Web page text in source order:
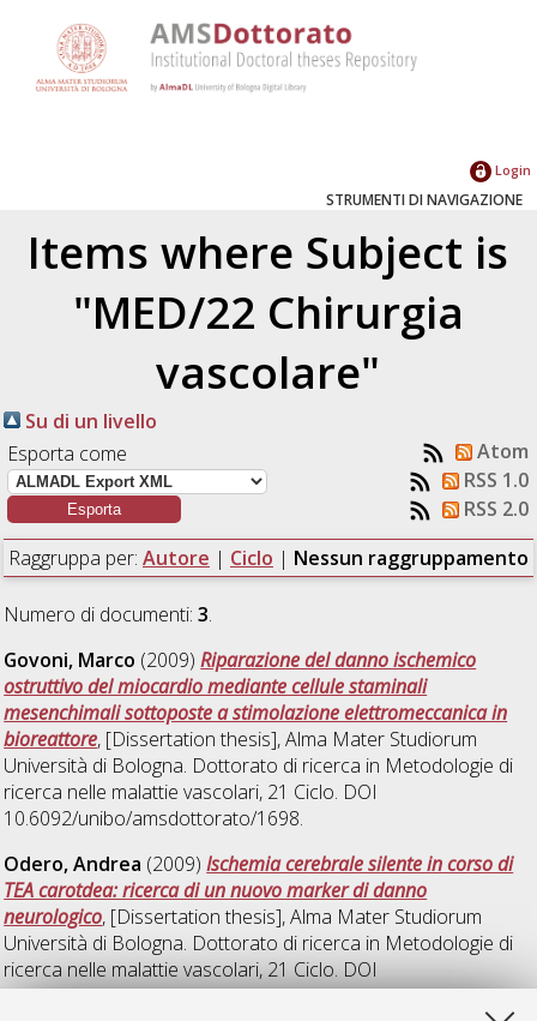
Login
STRUMENTI DI NAVIGAZIONE
Items where Subject is
"MED/22 Chirurgia
vascolare"
Su di un livello
Esporta come
Atom
RSS 1.0
RSS 2.0
Raggruppa per: Autore | Ciclo | Nessun raggruppamento
Numero di documenti:3.
Govoni, Marco (2009)Riparazione del danno ischemico
ostruttivo del miocardio mediante cellule staminali
mesenchimali sottoposte a stimolazione elettromeccanica in
bioreattore, [Dissertation thesis], Alma Mater Studiorum
Università di Bologna. Dottorato di ricerca in Metodologie di
ricerca nelle malattie vascolari, 21 Ciclo. DOI
10.6092/unibo/amsdottorato/1698.
Odero, Andrea (2009)Ischemia cerebrale silente in corso di
TEA carotdea: ricerca di un nuovo marker di danno
neurologico, [Dissertation thesis], Alma Mater Studiorum
Università di Bologna. Dottorato di ricerca in Metodologie di
ricerca nelle malattie vascolari, 21 Ciclo. DOI
10.6092/unibo/amsdottorato/1597.